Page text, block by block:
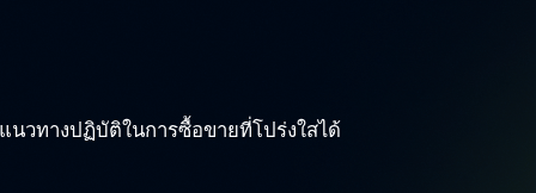
วทางปฏิบัติในการซื้อขายที่โปร่งใสได้